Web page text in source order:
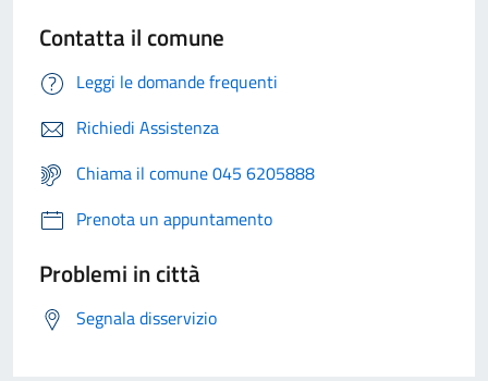
Contatta il comune
Leggi le domande frequenti
Richiedi Assistenza
Chiama il comune 045 6205888
Prenota un appuntamento
Problemi in città
Segnala disservizio